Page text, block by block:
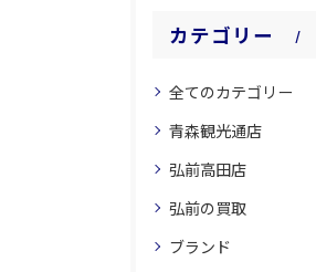
カテゴリー
全てのカテゴリー
青森観光通店
弘前高田店
弘前の買取
ブランド